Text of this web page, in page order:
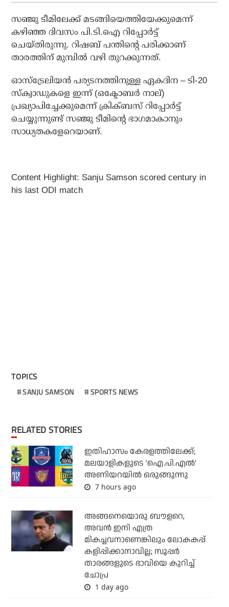
സഞ്ജു ടീമിലേക്ക് മടങ്ങിയെത്തിയേക്കുമെന്ന്
കഴിഞ്ഞ ദിവസം പി.ടി.ഐ റിപ്പോര്‍ട്ട്
ചെയ്തിരുന്നു. റിഷബ് പന്തിന്റെ പരിക്കാണ്
താരത്തിന് മുമ്പില്‍ വഴി തുറക്കുന്നത്.
ഓസ്‌ട്രേലിയന്‍ പര്യടനത്തിനുള്ള ഏകദിന – ടി-20
സ്‌ക്വാഡുകളെ ഇന്ന് (ഒക്ടോബര്‍ നാല്)
പ്രഖ്യാപിച്ചേക്കുമെന്ന് ക്രിക്ബസ് റിപ്പോര്‍ട്ട്
ചെയ്യുന്നുണ്ട് സഞ്ജു ടീമിന്റെ ഭാഗമാകാനും
സാധ്യതകളേറെയാണ്.
Content Highlight: Sanju Samson scored century in
his last ODI match
TOPICS
SANJU SAMSON SPORTS NEWS
RELATED STORIES
ഇതിഹാസം കേരളത്തിലേക്ക്;
മലയാളികളുടെ 'ഐ.പി.എല്‍'
അണിയറയില്‍ ഒരുങ്ങുന്നു
7 hours ago
അങ്ങനെയൊരു ബൗളറെ,
അവന്‍ ഇനി എത്ര
മികച്ചവനാണെങ്കിലും ലോകകപ്പ്
കളിപ്പിക്കാനാവില്ല; സൂപ്പര്‍
താരങ്ങളുടെ ഭാവിയെ കുറിച്ച്
ചോപ്ര
1 day ago